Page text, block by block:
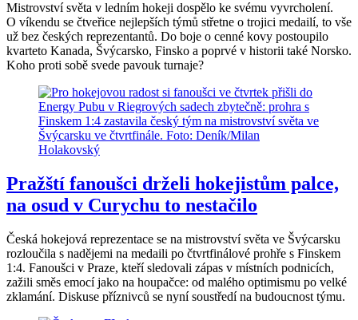
Mistrovství světa v ledním hokeji dospělo ke svému vyvrcholení.
O víkendu se čtveřice nejlepších týmů střetne o trojici medailí, to vše
už bez českých reprezentantů. Do boje o cenné kovy postoupilo
kvarteto Kanada, Švýcarsko, Finsko a poprvé v historii také Norsko.
Koho proti sobě svede pavouk turnaje?
Pražští fanoušci drželi hokejistům palce,
na osud v Curychu to nestačilo
Česká hokejová reprezentace se na mistrovství světa ve Švýcarsku
rozloučila s nadějemi na medaili po čtvrtfinálové prohře s Finskem
1:4. Fanoušci v Praze, kteří sledovali zápas v místních podnicích,
zažili směs emocí jako na houpačce: od malého optimismu po velké
zklamání. Diskuse příznivců se nyní soustředí na budoucnost týmu.